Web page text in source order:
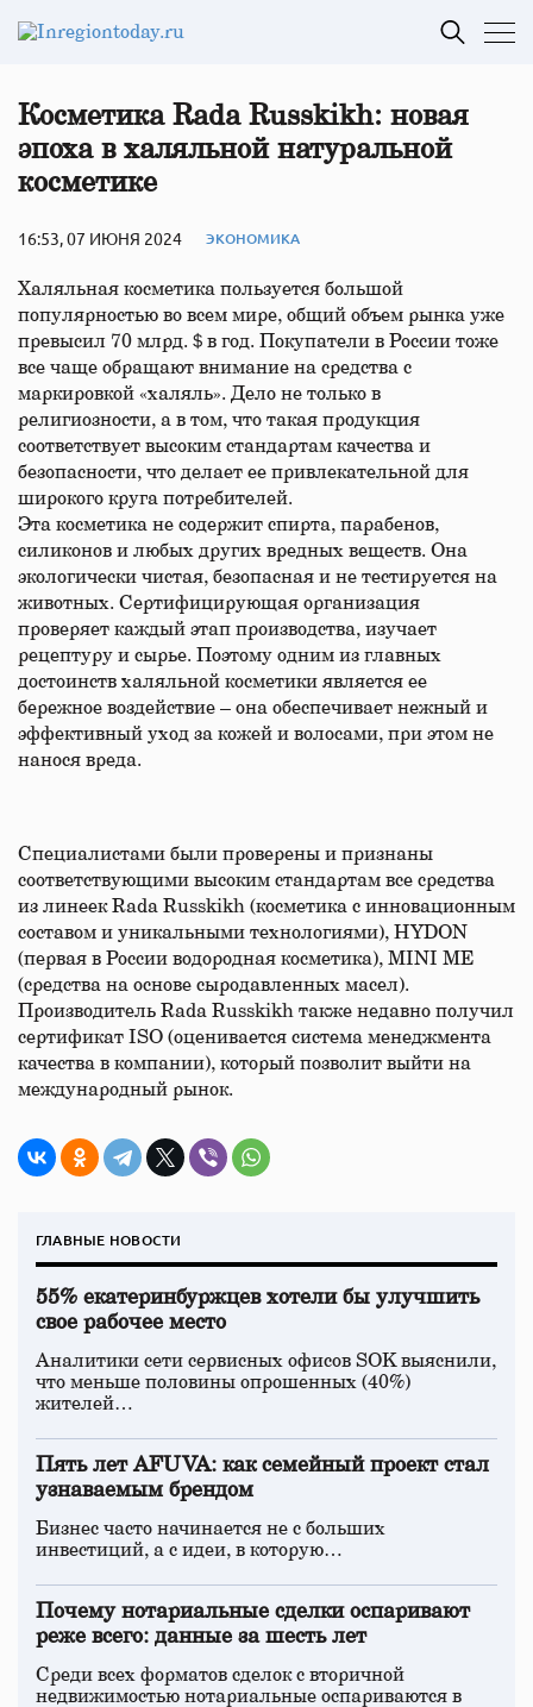
Косметика Rada Russkikh: новая
эпоха в халяльной натуральной
косметике
16:53, 07 ИЮНЯ 2024 ЭКОНОМИКА
Халяльная косметика пользуется большой
популярностью во всем мире, общий объем рынка уже
превысил 70 млрд.＄в год. Покупатели в России тоже
все чаще обращают внимание на средства с
маркировкой «халяль». Дело не только в
религиозности, а в том, что такая продукция
соответствует высоким стандартам качества и
безопасности, что делает ее привлекательной для
широкого круга потребителей.
Эта косметика не содержит спирта, парабенов,
силиконов и любых других вредных веществ. Она
экологически чистая, безопасная и не тестируется на
животных. Сертифицирующая организация
проверяет каждый этап производства, изучает
рецептуру и сырье. Поэтому одним из главных
достоинств халяльной косметики является ее
бережное воздействие – она обеспечивает нежный и
эффективный уход за кожей и волосами, при этом не
нанося вреда.
Специалистами были проверены и признаны
соответствующими высоким стандартам все средства
из линеек Rada Russkikh (косметика с инновационным
составом и уникальными технологиями), HYDON
(первая в России водородная косметика), MINI ME
(средства на основе сыродавленных масел).
Производитель Rada Russkikh также недавно получил
сертификат ISO (оценивается система менеджмента
качества в компании), который позволит выйти на
международный рынок.
ГЛАВНЫЕ НОВОСТИ
55% екатеринбуржцев хотели бы улучшить
свое рабочее место
Аналитики сети сервисных офисов SOK выяснили,
что меньше половины опрошенных (40%)
жителей…
Пять лет AFUVA: как семейный проект стал
узнаваемым брендом
Бизнес часто начинается не с больших
инвестиций, а с идеи, в которую…
Почему нотариальные сделки оспаривают
реже всего: данные за шесть лет
Среди всех форматов сделок с вторичной
недвижимостью нотариальные оспариваются в